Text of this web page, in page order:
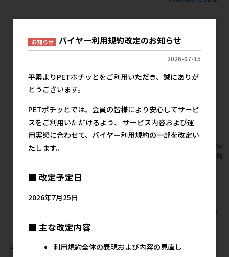
[わんわん]チョイめし 親子丼
125円
[わんわ
ごと 80g
すべてのわんわんの人気商品を見る
おすすめ商品
お知らせ バイヤー利用規約改定のお知らせ
2026-07-15
平素よりPETポチッとをご利用いただき、誠にありが
とうございます。
PETポチッとでは、会員の皆様により安心してサービ
スをご利用いただけるよう、 サービス内容および運
用実態に合わせて、バイヤー利用規約の一部を改定い
たします。
■ 改定予定日
2026年7月25日
■ 主な改定内容
利用規約全体の表現および内容の見直し